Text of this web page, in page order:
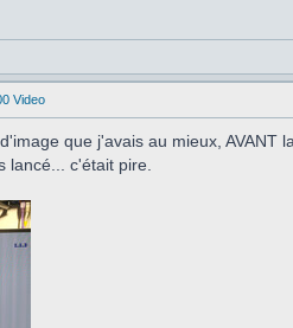
Video
que j'avais au mieux, AVANT
lancé... c'était pire.